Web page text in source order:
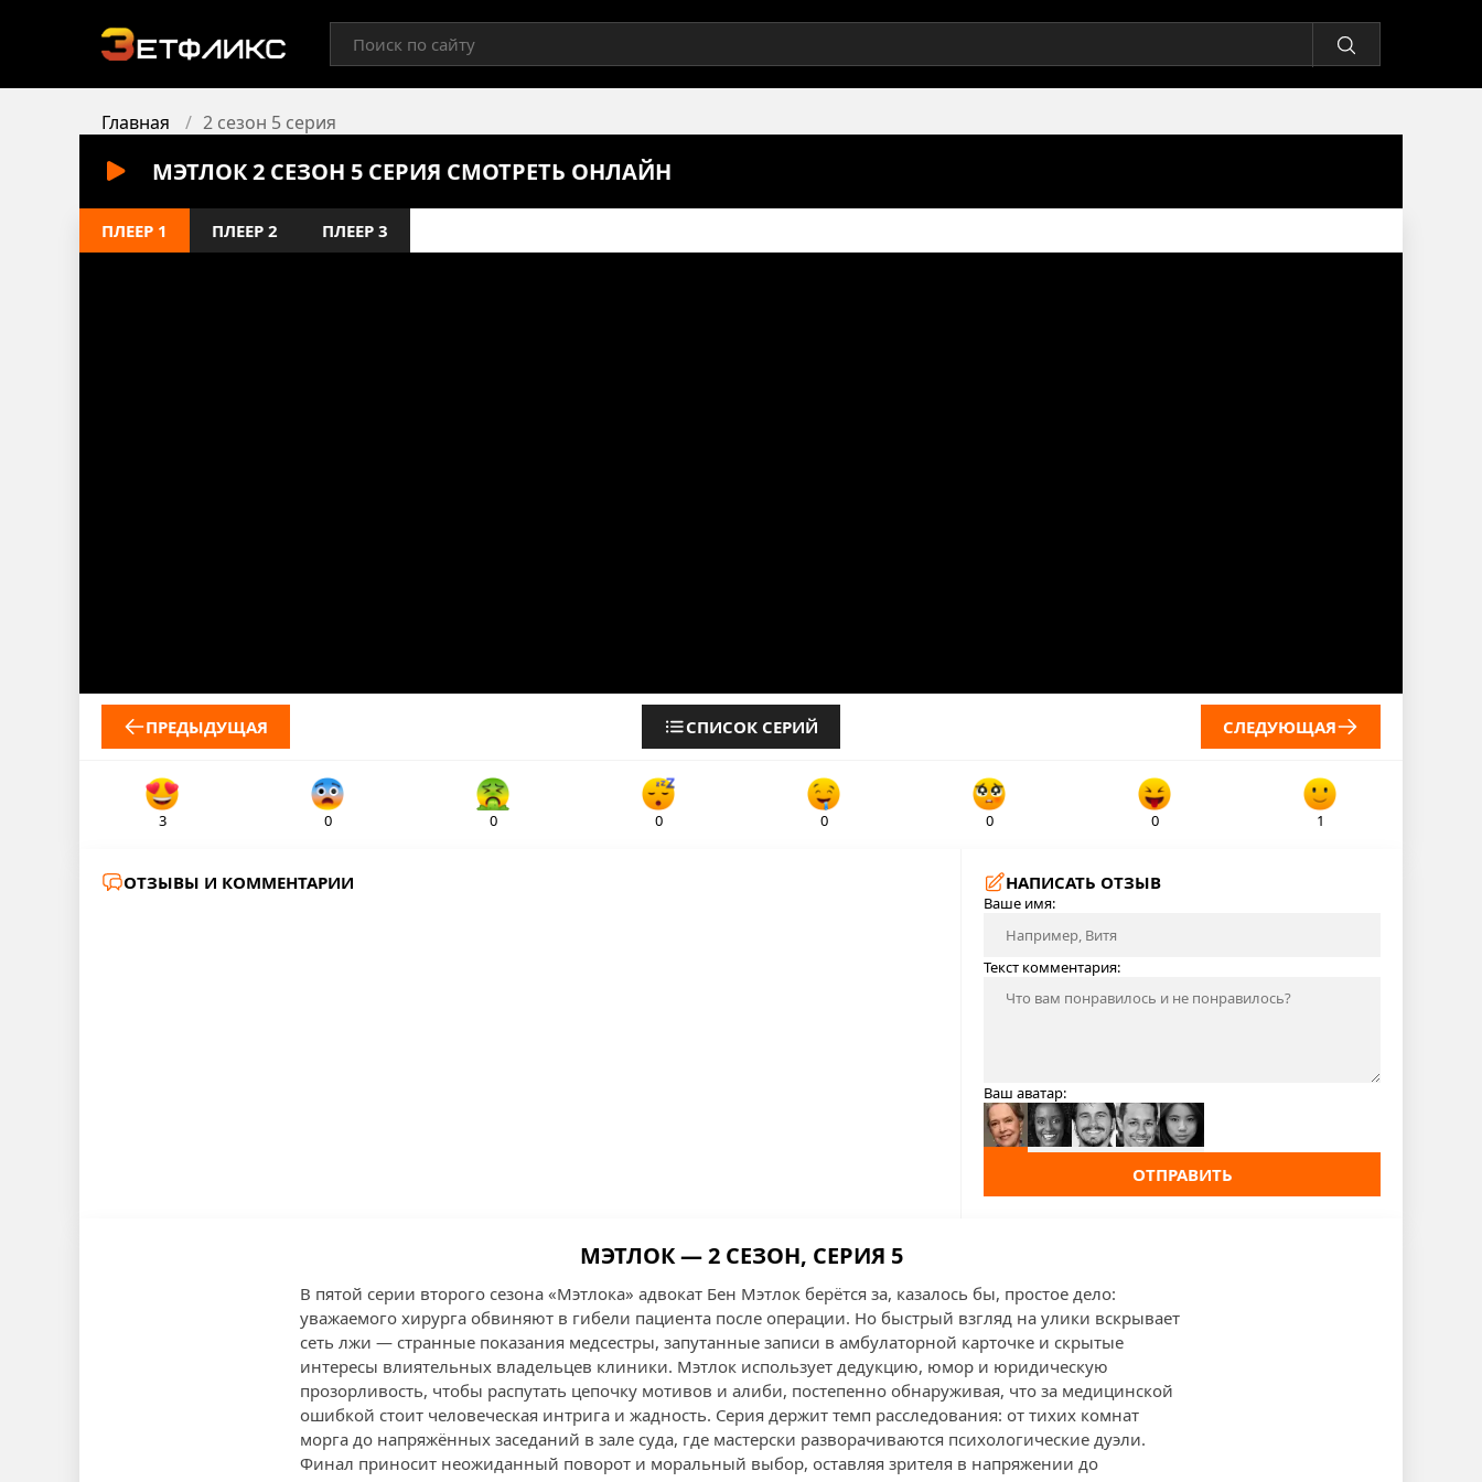
Главная 2 сезон 5 серия
МЭТЛОК 2 СЕЗОН 5 СЕРИЯ СМОТРЕТЬ ОНЛАЙН
ПЛЕЕР 1 ПЛЕЕР 2 ПЛЕЕР 3
ПРЕДЫДУЩАЯ СПИСОК СЕРИЙ СЛЕДУЮЩАЯ
3 0 0 0 0 0 0 1
ОТЗЫВЫ И КОММЕНТАРИИ НАПИСАТЬ ОТЗЫВ
Ваше имя:
Текст комментария:
Ваш аватар:
ОТПРАВИТЬ
МЭТЛОК — 2 СЕЗОН, СЕРИЯ 5
В пятой серии второго сезона «Мэтлока» адвокат Бен Мэтлок берётся за, казалось бы, простое дело:
уважаемого хирурга обвиняют в гибели пациента после операции. Но быстрый взгляд на улики вскрывает
сеть лжи — странные показания медсестры, запутанные записи в амбулаторной карточке и скрытые
интересы влиятельных владельцев клиники. Мэтлок использует дедукцию, юмор и юридическую
прозорливость, чтобы распутать цепочку мотивов и алиби, постепенно обнаруживая, что за медицинской
ошибкой стоит человеческая интрига и жадность. Серия держит темп расследования: от тихих комнат
морга до напряжённых заседаний в зале суда, где мастерски разворачиваются психологические дуэли.
Финал приносит неожиданный поворот и моральный выбор, оставляя зрителя в напряжении до